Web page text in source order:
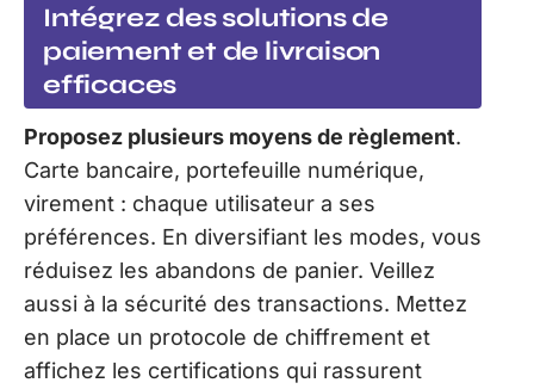
Intégrez des solutions de
paiement et de livraison
efficaces
Proposez plusieurs moyens de règlement.
Carte bancaire, portefeuille numérique,
virement : chaque utilisateur a ses
préférences. En diversifiant les modes, vous
réduisez les abandons de panier. Veillez
aussi à la sécurité des transactions. Mettez
en place un protocole de chiffrement et
affichez les certifications qui rassurent